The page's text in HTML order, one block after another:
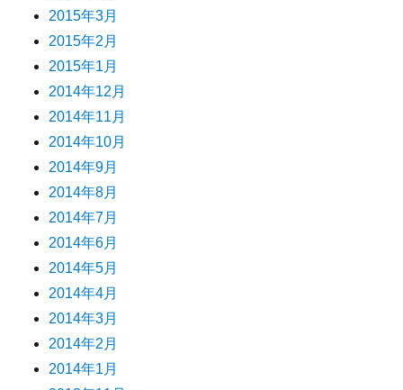
2015年3月
2015年2月
2015年1月
2014年12月
2014年11月
2014年10月
2014年9月
2014年8月
2014年7月
2014年6月
2014年5月
2014年4月
2014年3月
2014年2月
2014年1月